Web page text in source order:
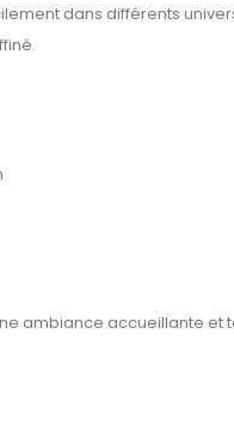
dans différents
ambiance accueillante